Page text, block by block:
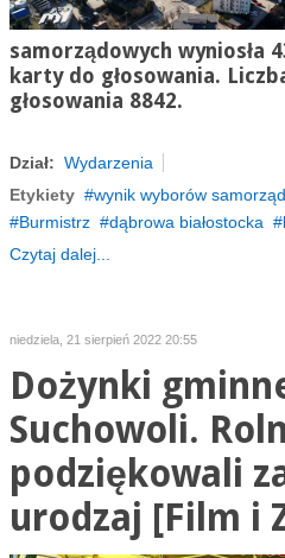
samorządowych wyniosła
karty do głosowania.
głosowania 8842.
Dział: Wydarzenia
Etykiety
wynik wyborów
Burmistrz
dąbrowa białostocka
Czytaj dalej...
niedziela, 21 sierpień 2022 20:55
Dożynki
Suchowoli.
podziękowali
urodzaj [Film i